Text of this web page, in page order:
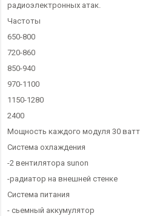
радиоэлектронных атак.
Частоты
650-800
720-860
850-940
970-1100
1150-1280
2400
Мощность каждого модуля 30 ватт
Система охлаждения
-2 вентилятора sunon
-радиатор на внешней стенке
Система питания
- сьемный аккумулятор